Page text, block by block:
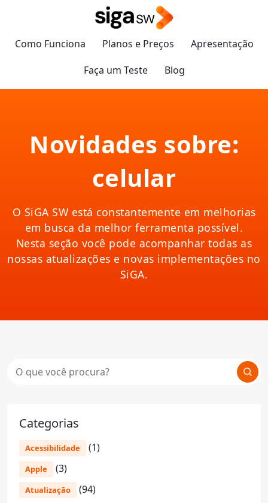
Como Funciona Planos e Preços
Apresentação
Faça um Teste
Blog
Novidades sobre:
celular
O SiGA SW está constantemente em melhorias
em busca da melhor ferramenta possível.
Nesta seção você pode acompanhar todas as
nossas atualizações e novas implementações no
SiGA.
Categorias
Acessibilidade (1)
Apple (3)
Atualização (94)